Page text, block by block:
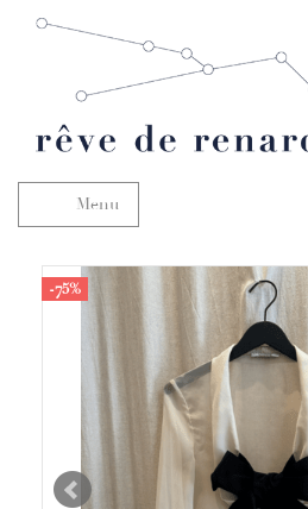
Skifte navigation
Menu
-75%